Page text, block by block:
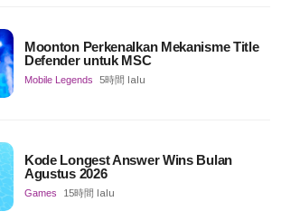
Moonton Perkenalkan Mekanisme Title
Defender untuk MSC
Mobile Legends 5時間 lalu
Kode Longest Answer Wins Bulan
Agustus 2026
Games 15時間 lalu